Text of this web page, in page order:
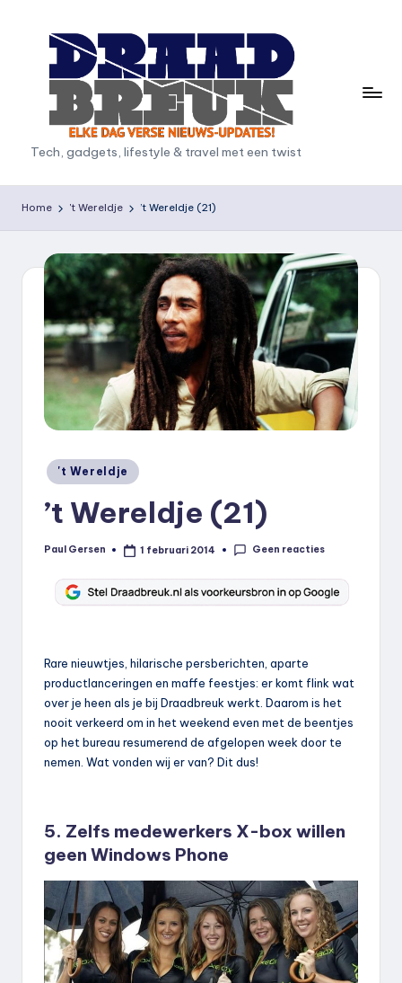
D
r
a
d
Tech, gadgets, lifestyle & travel met een twist
Home 't Wereldje ’t Wereldje (21)
Geplaatst
in
't Wereldje
’t Wereldje (21)
Geplaatst
Paul Gersen 1 februari 2014 Geen reacties
Rare nieuwtjes, hilarische persberichten, aparte
productlanceringen en maffe feestjes: er komt flink wat
over je heen als je bij Draadbreuk werkt. Daarom is het
nooit verkeerd om in het weekend even met de beentjes
op het bureau resumerend de afgelopen week door te
nemen. Wat vonden wij er van? Dit dus!
5. Zelfs medewerkers X-box willen
geen Windows Phone